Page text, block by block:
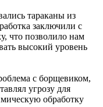
тараканы из
заключили с
что позволило нам
высокий уровень
с борщевиком,
угрозу для
обработку